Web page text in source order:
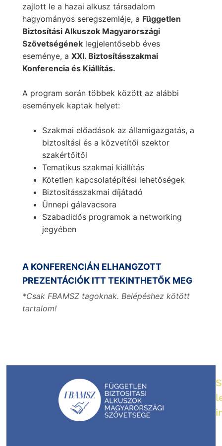
zajlott le a hazai alkusz társadalom
hagyományos seregszemléje, a Független
Biztosítási Alkuszok Magyarországi
Szövetségének legjelentősebb éves
eseménye, aXXI. Biztosításszakmai
Konferencia és Kiállítás.
A program során többek között az alábbi
események kaptak helyet:
Szakmai előadások az államigazgatás, a
biztosítási és a közvetítői szektor
szakértőitől
Tematikus szakmai kiállítás
Kötetlen kapcsolatépítési lehetőségek
Biztosításszakmai díjátadó
Ünnepi gálavacsora
Szabadidős programok a networking
jegyében
A KONFERENCIÁN ELHANGZOTT
PREZENTÁCIÓK ITT TEKINTHETŐK MEG
*Csak FBAMSZ tagoknak. Belépéshez kötött
tartalom!